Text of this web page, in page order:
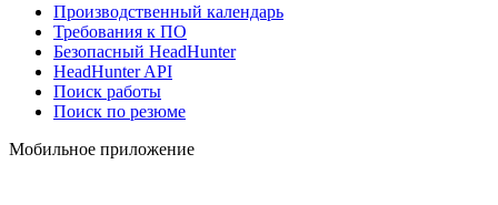
Производственный календарь
Требования к ПО
Безопасный HeadHunter
HeadHunter API
Поиск работы
Поиск по резюме
Мобильное приложение